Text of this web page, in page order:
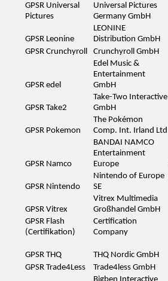
GPSR Universal
Pictures
Universal Pictures
Germany GmbH
GPSR Leonine
LEONINE
Distribution GmbH
GPSR Crunchyroll
Crunchyroll GmbH
GPSR edel
Edel Music &
Entertainment
GmbH
GPSR Take2
Take-Two Interactive
GmbH
GPSR Pokemon
The Pokémon
Comp. Int. Irland Ltd
GPSR Namco
BANDAI NAMCO
Entertainment
Europe
GPSR Nintendo
Nintendo of Europe
SE
GPSR Vitrex
Vitrex Multimedia
Großhandel GmbH
GPSR Flash
(Certifikation)
Certification
Company
GPSR THQ THQ Nordic GmbH
GPSR Trade4Less
Trade4less GmbH